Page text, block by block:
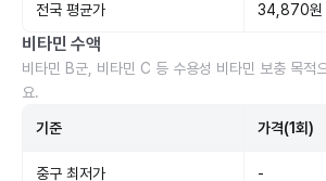
전국 평균가 34,870원
비타민 수액
비타민 B군, 비타민 C 등 수용성 비타민 보충 목적
요.
기준 가격(1회)
중구 최저가 -